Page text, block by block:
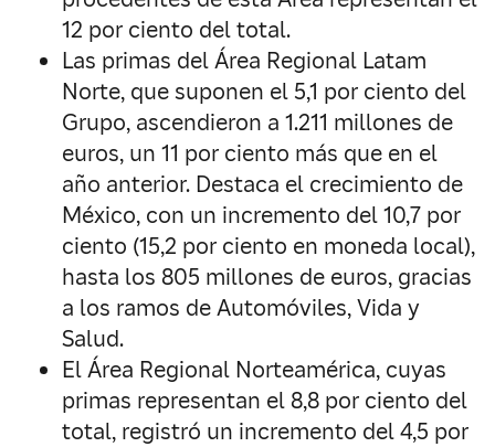
12 por ciento del total.
Las primas del Área Regional Latam
Norte, que suponen el 5,1 por ciento del
Grupo, ascendieron a 1.211 millones de
euros, un 11 por ciento más que en el
año anterior. Destaca el crecimiento de
México, con un incremento del 10,7 por
ciento (15,2 por ciento en moneda local),
hasta los 805 millones de euros, gracias
a los ramos de Automóviles, Vida y
Salud.
El Área Regional Norteamérica, cuyas
primas representan el 8,8 por ciento del
total, registró un incremento del 4,5 por